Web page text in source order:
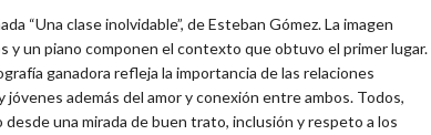
“Una clase inolvidable”, de Esteban Gómez. La imagen
y un piano componen el contexto que obtuvo el primer lugar.
ganadora refleja la importancia de las relaciones
además del amor y conexión entre ambos. Todos,
una mirada de buen trato, inclusión y respeto a los